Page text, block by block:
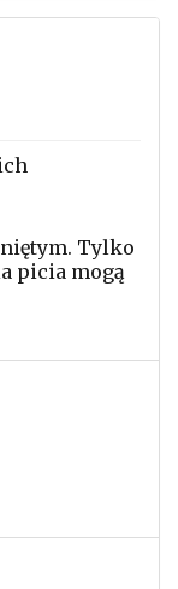
Tylko
picia mogą